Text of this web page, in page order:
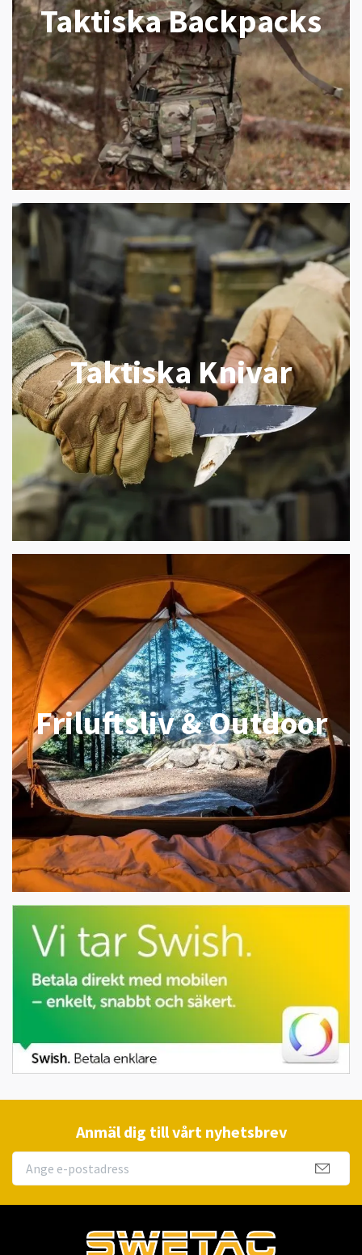
Taktiska Backpacks
Taktiska Knivar
Friluftsliv & Outdoor
Anmäl dig till vårt nyhetsbrev